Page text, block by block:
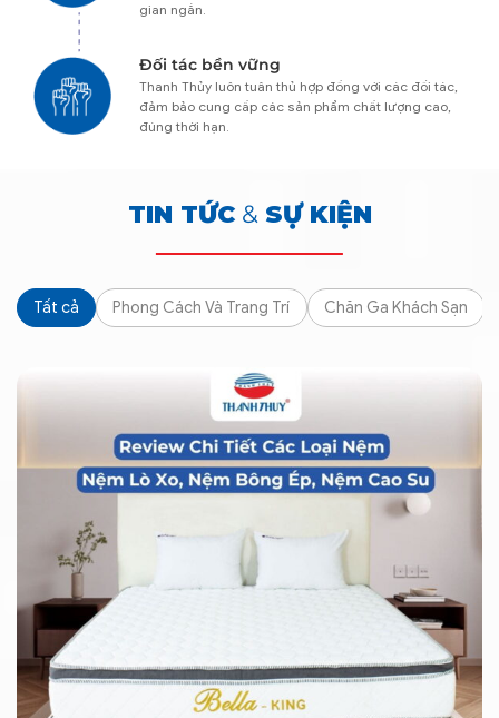
gian ngắn.
Đối tác bền vững
Thanh Thủy luôn tuân thủ hợp đồng với các đối tác,
đảm bảo cung cấp các sản phẩm chất lượng cao,
đúng thời hạn.
TIN TỨC& SỰ KIỆN
Tất cả Phong Cách Và Trang Trí Chăn Ga Khách Sạn